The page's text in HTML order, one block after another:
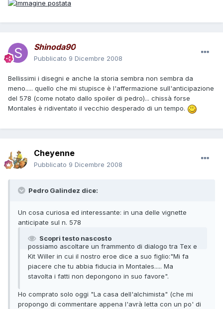
Shinoda90
Pubblicato 9 Dicembre 2008
Bellissimi i disegni e anche la storia sembra non sembra da
meno..... quello che mi stupisce è l'affermazione sull'anticipazione
del 578 (come notato dallo spoiler di pedro)... chissà forse
Montales è ridiventato il vecchio desperado di un tempo.
Cheyenne
Pubblicato 9 Dicembre 2008
Pedro Galindez dice:
Un cosa curiosa ed interessante: in una delle vignette
anticipate sul n. 578
Scopri testo nascosto
possiamo ascoltare un frammento di dialogo tra Tex e
Kit Willer in cui il nostro eroe dice a suo figlio:"Mi fa
piacere che tu abbia fiducia in Montales..... Ma
stavolta i fatti non depongono in suo favore".
Ho comprato solo oggi "La casa dell'alchimista" (che mi
propongo di commentare appena l'avrà letta con un po' di